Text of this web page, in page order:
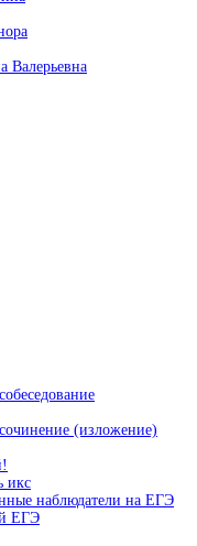
Валерьевна
(изложение)
икс
наблюдатели на ЕГЭ
ЕГЭ